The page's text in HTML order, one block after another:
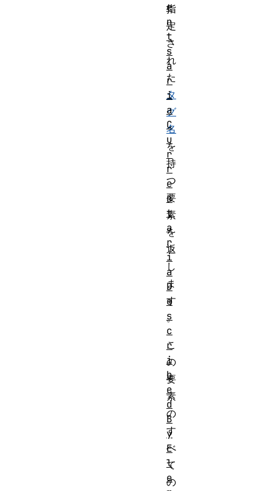
指
定
さ
れ
た
タ
グ
名
を
持
つ
要
素
を
返
し
ま
す
。
こ
の
要
素
の
す
べ
て
の
e
n
t
s
a
r
i
a
C
u
r
r
e
n
t
a
r
i
a
D
e
s
c
r
i
b
e
d
B
y
E
l
e